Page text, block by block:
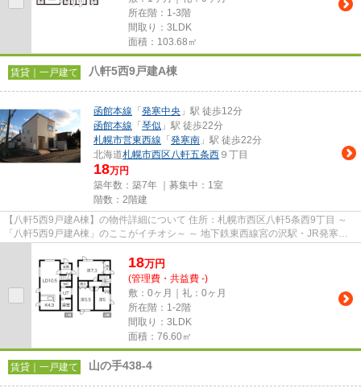
所在階：1-3階
間取り：3LDK
面積：103.68㎡
賃貸｜一戸建て 八軒5西9戸建A棟
函館本線 「 発寒中央 」駅 徒歩12分
函館本線 「 琴似 」駅 徒歩22分
札幌市営東西線 「 発寒南 」駅 徒歩22分
北海道札幌市西区八軒五条西 ９丁目
18万円
築年数：築7年 ｜募集中： 1室
階数：2階建
【八軒5西9戸建A棟】の物件詳細について 住所：札幌市西区八軒5条西9丁目 ～
「八軒5西9戸建A棟」のここがイチオシ～ ～ 地下鉄東西線宮の沢駅・JR発寒中
18万円
(管理費・共益費 -)
敷：0ヶ月｜礼：0ヶ月
所在階：1-2階
間取り：3LDK
面積：76.60㎡
賃貸｜一戸建て 山の手438-4